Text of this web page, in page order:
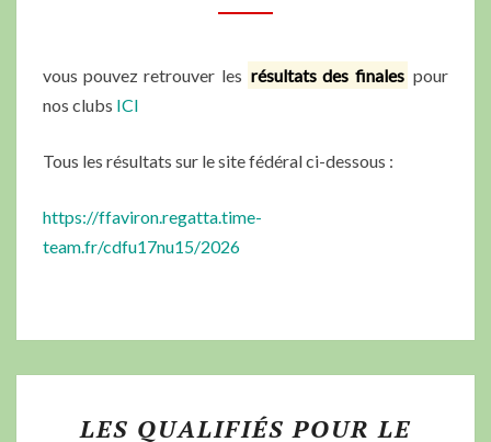
vous pouvez retrouver les résultats des finales pour
nos clubs ICI
Tous les résultats sur le site fédéral ci-dessous :
https://ffaviron.regatta.time-
team.fr/cdfu17nu15/2026
LES QUALIFIÉS POUR LE